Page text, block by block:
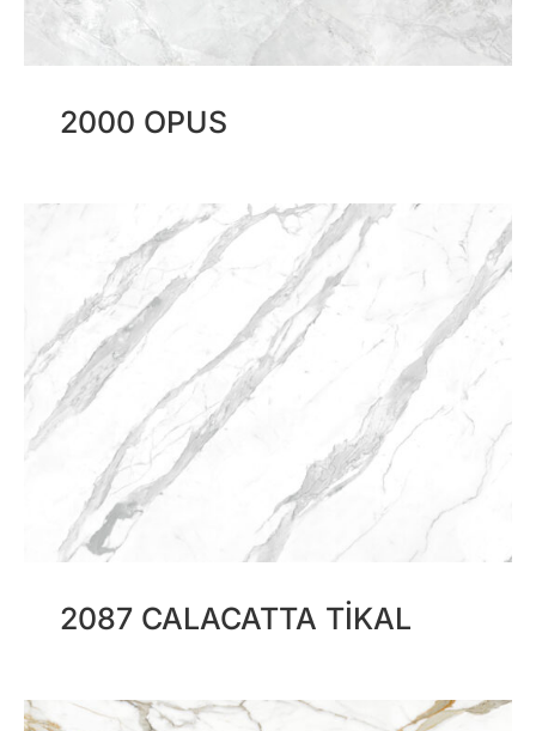
2000 OPUS
2087 CALACATTA TIKAL